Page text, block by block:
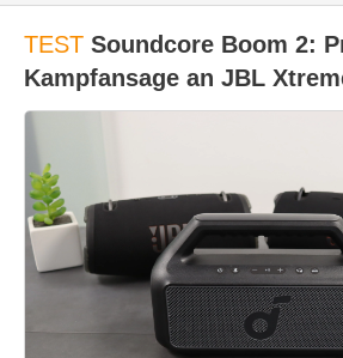
TEST Soundcore Boom 2:
Kampfansage an JBL